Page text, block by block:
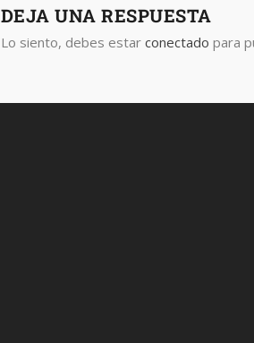
DEJA UNA RESPUESTA
Lo siento, debes estar conectado para